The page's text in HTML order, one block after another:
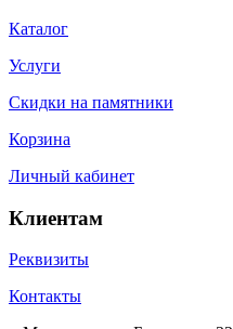
Каталог
Услуги
Скидки на памятники
Корзина
Личный кабинет
Клиентам
Реквизиты
Контакты